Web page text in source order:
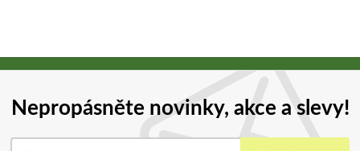
Nepropásněte novinky, akce a slevy!